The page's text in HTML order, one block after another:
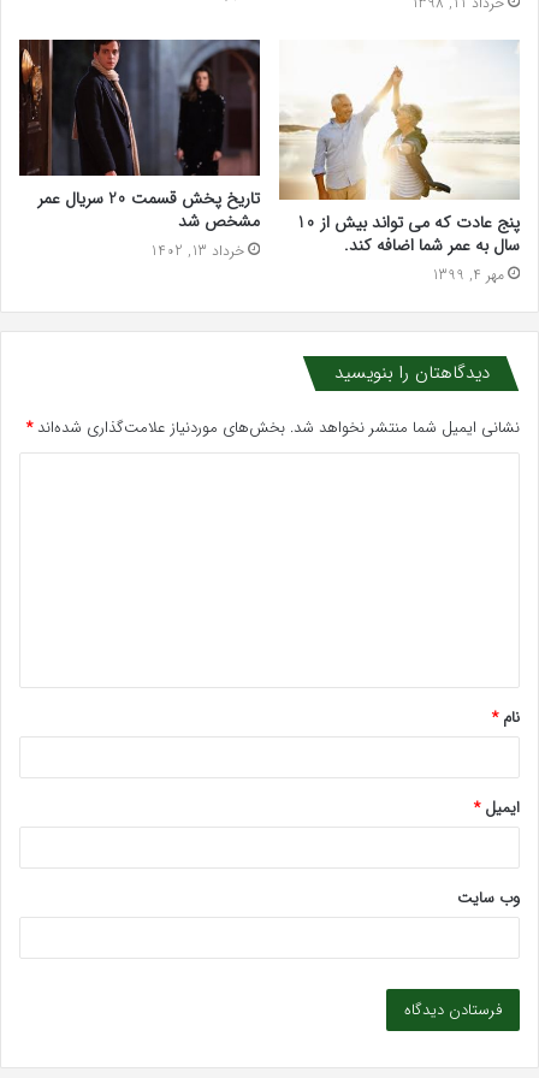
پنج عادت که می تواند بیش از 10
سال به عمر شما اضافه کند.
مهر 4, 1399
تاریخ پخش قسمت 20 سریال عمر
مشخص شد
خرداد 13, 1402
دیدگاهتان را بنویسید
نشانی ایمیل شما منتشر نخواهد شد. بخش‌های موردنیاز علامت‌گذاری شده‌اند*
*
نام*
ایمیل*
وب‌ سایت